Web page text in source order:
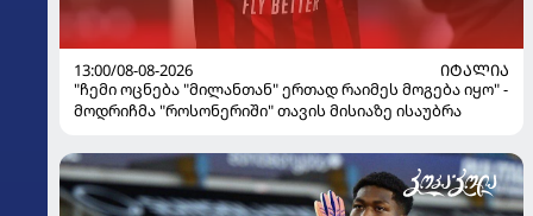
13:00/08-08-2026
ᲘᲢᲐᲚᲘᲐ
"ჩემი ოცნება "მილანთან" ერთად რაიმეს მოგება იყო" -
მოდრიჩმა "როსონერიში" თავის მისიაზე ისაუბრა